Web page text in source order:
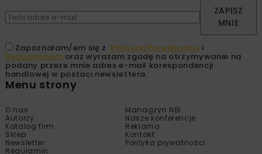
ZAPISZ
MNIE
Zapoznałam/em się z Polityką Prywatności i
Regulaminem oraz wyrażam zgodę na otrzymywanie na
podany przeze mnie adres e-mail korespondencji
handlowej w postaci newslettera.
Menu strony
O nas
Managzyn NBI
Autorzy
Nasze konferencje
Katalog firm
Reklama
Sklep
Kontakt
Newsletter
Polityka prywatności
Regulamin